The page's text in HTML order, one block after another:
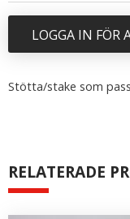
LOGGA IN FÖR
Stötta/stake som
RELATERADE